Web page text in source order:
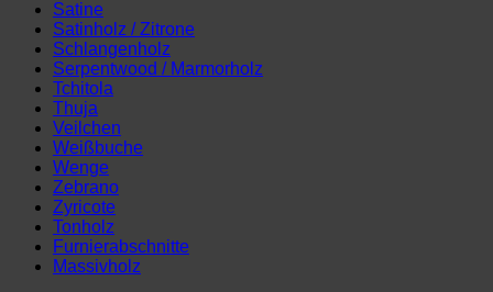
Satine
Satinholz / Zitrone
Schlangenholz
Serpentwood / Marmorholz
Tchitola
Thuja
Veilchen
Weißbuche
Wenge
Zebrano
Zyricote
Tonholz
Furnierabschnitte
Massivholz